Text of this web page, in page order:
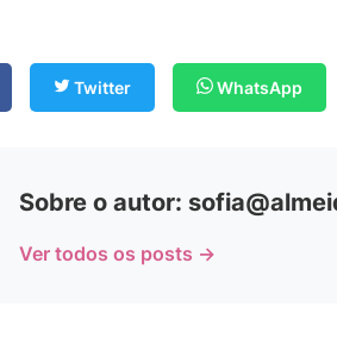
Twitter WhatsApp
Sobre o autor:
Ver todos os posts →